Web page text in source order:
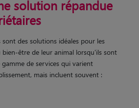
solution répandue
des solutions idéales pour les
bien-être de leur animal lorsqu'ils sont
de services qui varient
mais incluent souvent :